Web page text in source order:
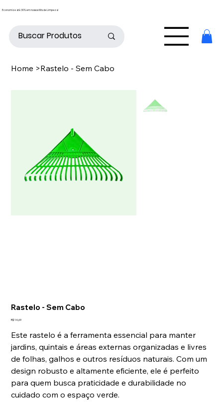
Economize até 30% em nossos Kits de Limpeza!
Home >Rastelo - Sem Cabo
Rastelo - Sem Cabo
Preço
R$ 14,69
Este rastelo é a ferramenta essencial para manter
jardins, quintais e áreas externas organizadas e livres
de folhas, galhos e outros resíduos naturais. Com um
design robusto e altamente eficiente, ele é perfeito
para quem busca praticidade e durabilidade no
cuidado com o espaço verde.